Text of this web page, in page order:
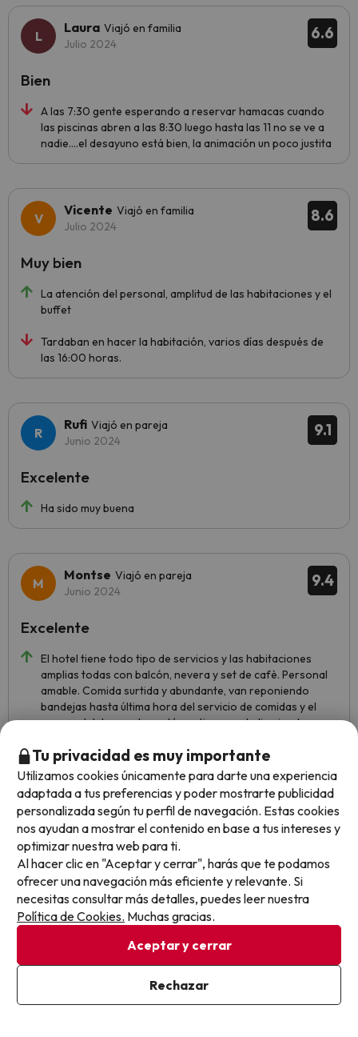
6.6
Laura Viajó en familia
Julio 2024
A las 7:30 gente esperando a reservar hamacas cuando
las piscinas abren a las 8:30 luego hasta las 11 no se ve a
nadie....el desayuno está bien, la animación un poco justita
Bien
8.6
Vicente Viajó en familia
Julio 2024
La atención del personal, amplitud de las habitaciones y el
buffet
Tardaban en hacer la habitación, varios días después de
las 16:00 horas.
Muy bien
9.1
Rufi Viajó en pareja
Junio 2024
Ha sido muy buena
Excelente
9.4
Montse Viajó en pareja
Junio 2024
El hotel tiene todo tipo de servicios y las habitaciones
amplias todas con balcón, nevera y set de cafè. Personal
amable. Comida surtida y abundante, van reponiendo
bandejas hasta última hora del servicio de comidas y el
personal del comedor está continuamente limpiando y
service durante casi todo el día y se pueden tomar
refrescos, cócteles, agua, cafès i tes sin límite. La piscina
es apta para niños y mayores. Dispone de una zona
diferenciada para niños con mini club y piscina infantil. El
hotel no está cerca de la playa pero tiene un servicio de
bus gratuito a la playa de Maspalomas
El único inconveniente es que las habitaciones no
disposen de aire acondicionado. Solo tienen un ventilador
de techo. Aunque las habitaciones que dan a la piscina
tienen un pingüino. Nosotros estuvimos en una de estasen
debe ser muy caluroso
Excelente
Tu privacidad es muy importante
Utilizamos cookies únicamente para darte una experiencia
adaptada a tus preferencias y poder mostrarte publicidad
personalizada según tu perfil de navegación. Estas cookies
nos ayudan a mostrar el contenido en base a tus intereses y
optimizar nuestra web para ti.
Al hacer clic en "Aceptar y cerrar", harás que te podamos
ofrecer una navegación más eficiente y relevante. Si
necesitas consultar más detalles, puedes leer nuestra
Política de Cookies. Muchas gracias.
Aceptar y cerrar
Rechazar